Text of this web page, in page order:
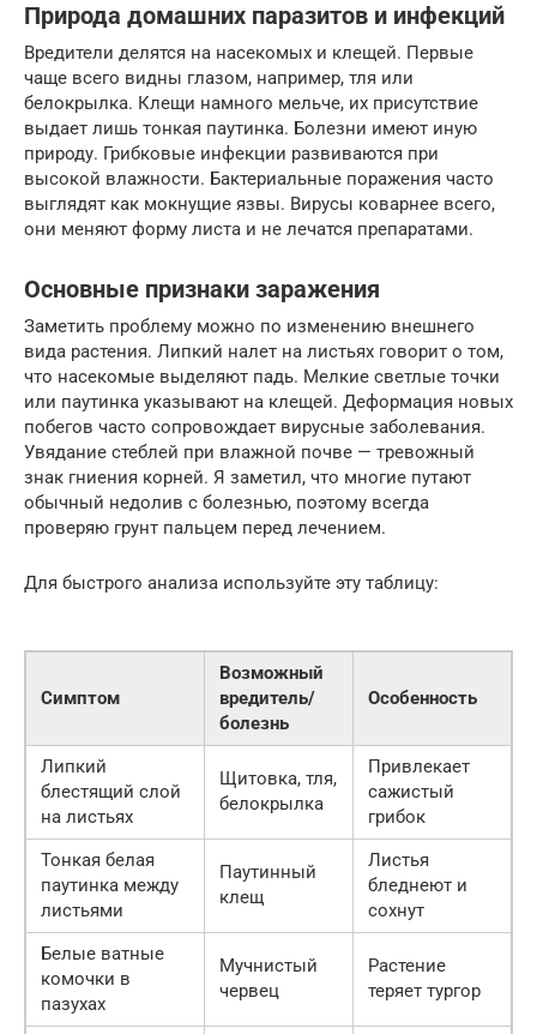
Природа домашних паразитов и инфекций
Вредители делятся на насекомых и клещей. Первые
чаще всего видны глазом, например, тля или
белокрылка. Клещи намного мельче, их присутствие
выдает лишь тонкая паутинка. Болезни имеют иную
природу. Грибковые инфекции развиваются при
высокой влажности. Бактериальные поражения часто
выглядят как мокнущие язвы. Вирусы коварнее всего,
они меняют форму листа и не лечатся препаратами.
Основные признаки заражения
Заметить проблему можно по изменению внешнего
вида растения. Липкий налет на листьях говорит о том,
что насекомые выделяют падь. Мелкие светлые точки
или паутинка указывают на клещей. Деформация новых
побегов часто сопровождает вирусные заболевания.
Увядание стеблей при влажной почве — тревожный
знак гниения корней. Я заметил, что многие путают
обычный недолив с болезнью, поэтому всегда
проверяю грунт пальцем перед лечением.
Для быстрого анализа используйте эту таблицу:
Симптом
Возможный
вредитель/
болезнь
Особенность
Липкий
блестящий слой
на листьях
Щитовка, тля,
белокрылка
Привлекает
сажистый
грибок
Тонкая белая
паутинка между
листьями
Паутинный
клещ
Листья
бледнеют и
сохнут
Белые ватные
комочки в
пазухах
Мучнистый
червец
Растение
теряет тургор